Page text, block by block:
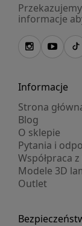
informacje
Informacje
Strona
Blog
O sklepie
Pytania i
Współpraca
Modele 3D
Outlet